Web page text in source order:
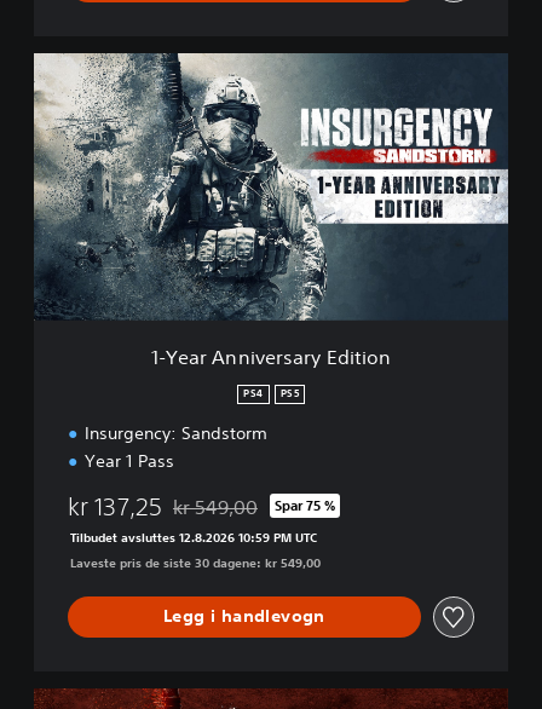
1
-
Y
e
a
r
A
n
n
i
v
e
1-Year Anniversary Edition
PS4 PS5
Insurgency: Sandstorm
Year 1 Pass
kr 137,25 Nedsatt fra opprinnelig pris på kr 549,00
kr 549,00 Spar 75 %
Tilbudet avsluttes 12.8.2026 10:59 PM UTC
Laveste pris de siste 30 dagene: kr 549,00
Legg i handlevogn
4